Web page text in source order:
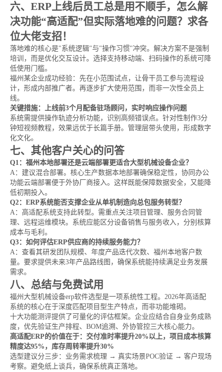
六、ERP上线后员工总是用不顺手，怎么解
决功能“高适配”但实际落地难的问题？求各
位大佬支招！
落地难的核心是"系统逻辑"与"操作习惯"冲突。解决方案不是强制
培训，而是优化交互设计。选择支持移动端、扫码操作的系统可降
低使用门槛。
福州某企业成功经验：先在小范围试点，让骨干员工参与流程设
计，形成内部推广者。再逐步扩大使用范围，而非一次性全员上
线。
关键措施：上线前3个月配备驻场顾问，实时响应操作问题
系统需提供操作轨迹分析功能，识别高频错误点。针对性制作3分
钟短视频教程，效果远优于长篇手册。管理层带头使用，形成数字
化文化。
七、其他客户关心的问答
Q1：福州本地部署还是云端部署更适合大型机械设备企业？
A：建议混合部署。核心生产数据本地部署确保稳定性，协同办公
功能云端部署便于外协厂商接入。这样既能保障数据安全，又能降
低初期投入。
Q2：ERP系统能否支撑企业从单机制造向总包服务转型？
A：高适配系统支持此转型。需重点关注项目管理、服务合同管
理、远程运维模块。系统应能区分设备销售与服务收入，分别核算
成本与毛利。
Q3：如何评估ERP供应商的持续服务能力？
A：查看其研发团队规模、年度产品迭代次数、福州本地客户数
量。要求提供未来3年产品路线图，确保系统能持续满足业务发展
需求。
八、总结与免费试用
福州大型机械设备erp软件选型是一项系统性工程。2026年高适配
系统的核心在于深度匹配项目型生产特点，而非功能堆砌。
十大功能测评提供了可量化的评估框架。企业应结合自身业务成熟
度，优先验证生产排程、BOM追溯、外协管控三大核心能力。
高适配ERP的价值在于：交付准时率提升20%以上，项目成本核算
精度达95%，库存周转率提升30%
选型建议分三步：业务需求梳理 → 真实场景POC验证 → 客户现场
考察。避免纸上谈兵，确保系统真正落地。